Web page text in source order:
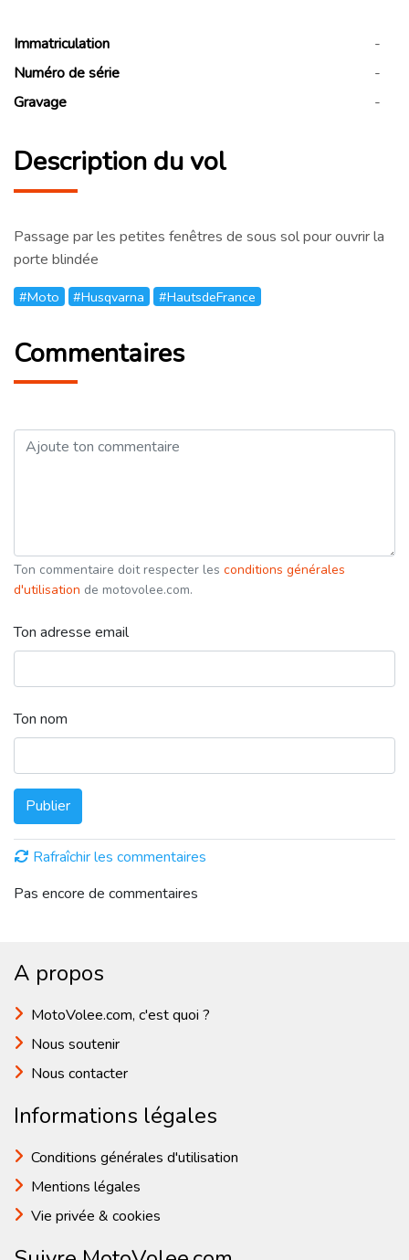
Immatriculation
-
Numéro de série
-
Gravage
-
Description du vol
Passage par les petites fenêtres de sous sol pour ouvrir la
porte blindée
#Moto #Husqvarna #HautsdeFrance
Commentaires
Ton commentaire doit respecter les conditions générales
d'utilisation de motovolee.com.
Ton adresse email
Ton nom
Publier
Rafraîchir les commentaires
Pas encore de commentaires
A propos
MotoVolee.com, c'est quoi ?
Nous soutenir
Nous contacter
Informations légales
Conditions générales d'utilisation
Mentions légales
Vie privée & cookies